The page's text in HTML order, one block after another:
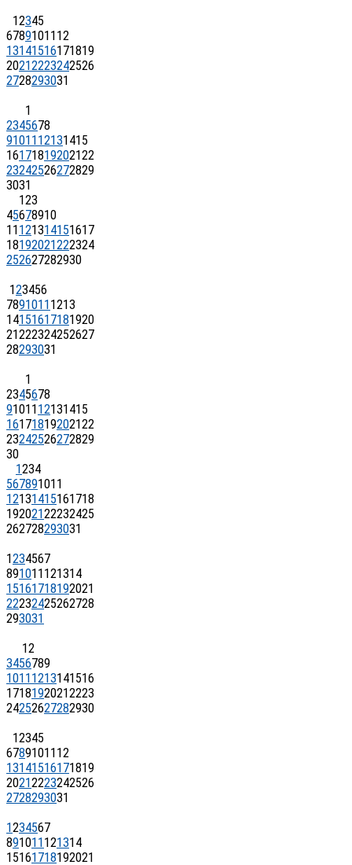
12345
67891011 12
13141516171819
20212223242526
2728293031
1
2345678
91011 12131415
16171819202122
23242526272829
3031
123
45678910
11 121314151617
18192021222324
252627282930
123456
7891011 1213
14151617181920
21222324252627
28293031
1
2345678
91011 12131415
16171819202122
23242526272829
30
1234
567891011
12131415161718
19202122232425
262728293031
1234567
891011 121314
15161718192021
22232425262728
293031
12
3456789
1011 1213141516
17181920212223
24252627282930
12345
67891011 12
13141516171819
20212223242526
2728293031
1234567
891011 121314
15161718192021